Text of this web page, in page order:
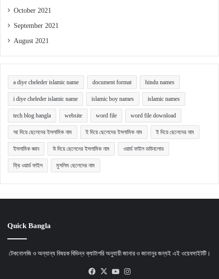
October 2021
September 2021
August 2021
a diye cheleder islamic name document format hindu names
i diye cheleder islamic name islamic boy names islamic names
tech blog bangla website word file word file download
আ দিয়ে ছেলেদের ইসলামিক নাম ই দিয়ে ছেলেদের ইসলামিক নাম ই দিয়ে ছেলেদের নাম
ইসলামিক জ্ঞান উ দিয়ে ছেলেদের ইসলামিক নাম ওয়ার্ড ফাইল ডাউনলোড
ফ্রি ওয়ার্ড ফাইল মুসলিম ছেলেদের নাম
Quick Bangla
টেকনোলজি ও অন্যান্য বিষয়ক বিভিন্ন ক্যাটাগরি অনুযায়ী জানার ও জানানুর জন্যই এই ওয়েবসাইটটি।
Facebook
X YouTube